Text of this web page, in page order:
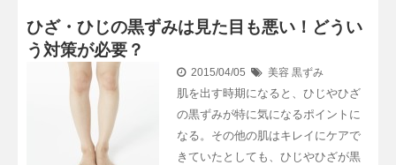
ひざ・ひじの黒ずみは見た目も悪い！どうい
う対策が必要？
2015/04/05 美容 黒ずみ
肌を出す時期になると、ひじやひざ
の黒ずみが特に気になるポイントに
なる。その他の肌はキレイにケアで
きていたとしても、ひじやひざが黒